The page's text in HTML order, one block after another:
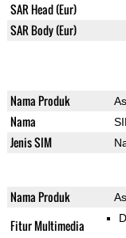
SAR Head (Eur)
SAR Body (Eur)
Nama Produk
Nama
Jenis SIM
Nama Produk
Fitur Multimedia